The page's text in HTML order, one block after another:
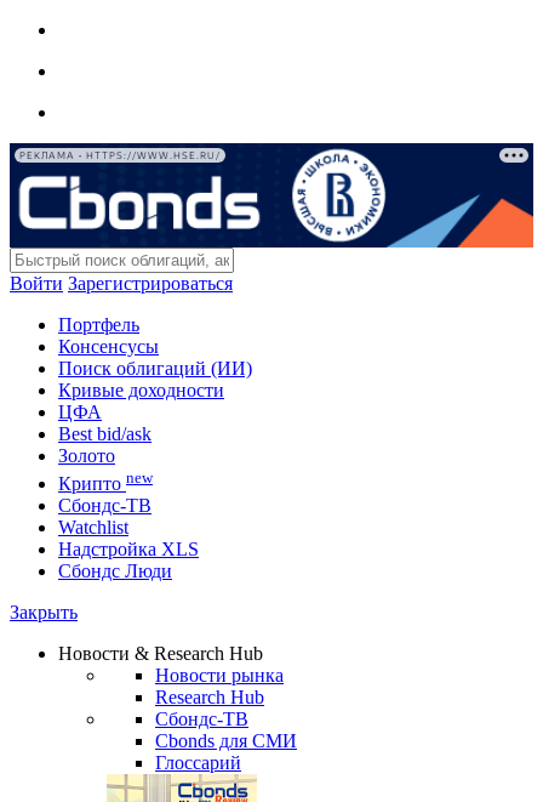
РЕКЛАМА • HTTPS://WWW.HSE.RU/
Войти Зарегистрироваться
Портфель
Консенсусы
Поиск облигаций (ИИ)
Кривые доходности
ЦФА
Best bid/ask
Золото
Крипто new
Сбондс-ТВ
Watchlist
Надстройка XLS
Сбондс Люди
Закрыть
Новости & Research Hub
Новости рынка
Research Hub
Сбондс-ТВ
Cbonds для СМИ
Глоссарий